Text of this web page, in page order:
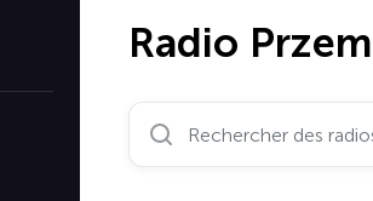
Radio
Rechercher des radios…